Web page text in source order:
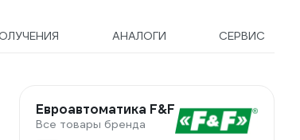
АНАЛОГИ СЕРВИС
Евроавтоматика F&F
Все товары бренда